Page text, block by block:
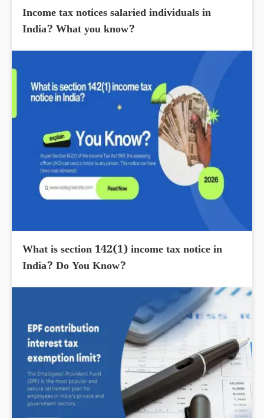
Income tax notices salaried individuals in
India? What you know?
What is section 142(1) income tax notice in
India? Do You Know?